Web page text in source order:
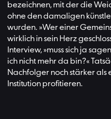
bezeichnen, mit der die
ohne den damaligen
wurden. »Wer einer
wirklich in sein Herz
Interview, »muss sich ja
ich nicht mehr da bin?«
Nachfolger noch stärker als
Institution proﬁtieren.